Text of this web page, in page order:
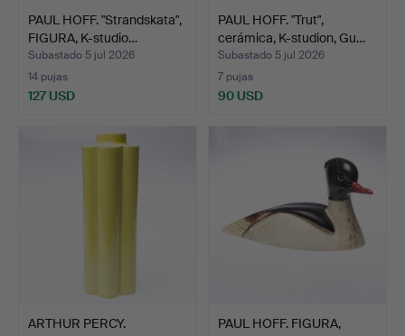
PAUL HOFF. "Strandskata",
FIGURA, K-studio…
Subastado 5 jul 2026
14 pujas
127 USD
PAUL HOFF. "Trut",
cerámica, K-studion, Gu…
Subastado 5 jul 2026
7 pujas
90 USD
ARTHUR PERCY.
PAUL HOFF. FIGURA,